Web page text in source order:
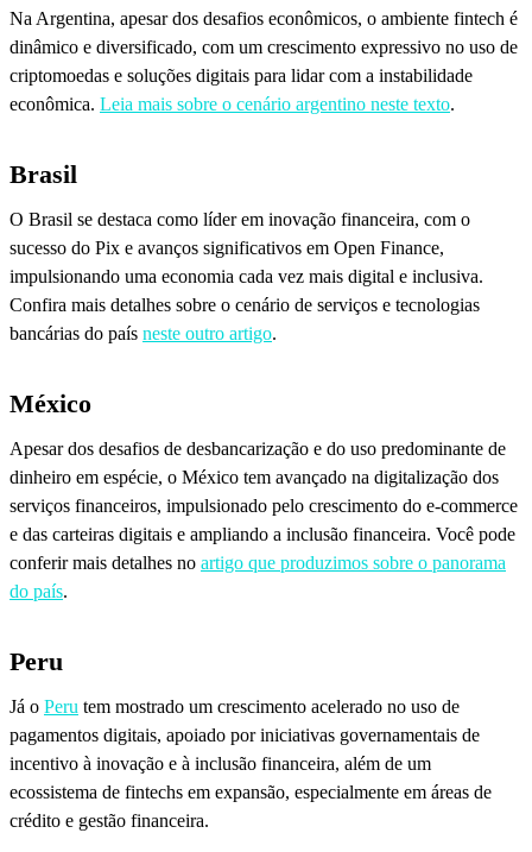
Na Argentina, apesar dos desafios econômicos, o ambiente fintech é
dinâmico e diversificado, com um crescimento expressivo no uso de
criptomoedas e soluções digitais para lidar com a instabilidade
econômica. Leia mais sobre o cenário argentino neste texto.
Brasil
O Brasil se destaca como líder em inovação financeira, com o
sucesso do Pix e avanços significativos em Open Finance,
impulsionando uma economia cada vez mais digital e inclusiva.
Confira mais detalhes sobre o cenário de serviços e tecnologias
bancárias do país neste outro artigo.
México
Apesar dos desafios de desbancarização e do uso predominante de
dinheiro em espécie, o México tem avançado na digitalização dos
serviços financeiros, impulsionado pelo crescimento do e-commerce
e das carteiras digitais e ampliando a inclusão financeira. Você pode
conferir mais detalhes no artigo que produzimos sobre o panorama
do país.
Peru
Já o Peru tem mostrado um crescimento acelerado no uso de
pagamentos digitais, apoiado por iniciativas governamentais de
incentivo à inovação e à inclusão financeira, além de um
ecossistema de fintechs em expansão, especialmente em áreas de
crédito e gestão financeira.